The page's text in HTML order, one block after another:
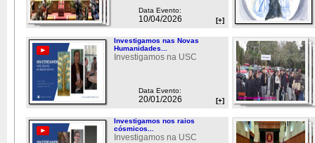
Data Evento:
10/04/2026 [+]
Investigamos nas Novas
Humanidades...
Investigamos na USC
Data Evento:
20/01/2026 [+]
Investigamos nos raios
cósmicos...
Investigamos na USC